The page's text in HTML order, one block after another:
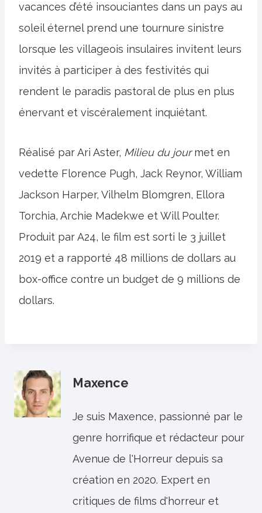
vacances d’été insouciantes dans un pays au
soleil éternel prend une tournure sinistre
lorsque les villageois insulaires invitent leurs
invités à participer à des festivités qui
rendent le paradis pastoral de plus en plus
énervant et viscéralement inquiétant.
Réalisé par Ari Aster, Milieu du jourmet en
vedette Florence Pugh, Jack Reynor, William
Jackson Harper, Vilhelm Blomgren, Ellora
Torchia, Archie Madekwe et Will Poulter.
Produit par A24, le film est sorti le 3 juillet
2019 et a rapporté 48 millions de dollars au
box-office contre un budget de 9 millions de
dollars.
Maxence
Je suis Maxence, passionné par le
genre horrifique et rédacteur pour
Avenue de l'Horreur depuis sa
création en 2020. Expert en
critiques de films d'horreur et